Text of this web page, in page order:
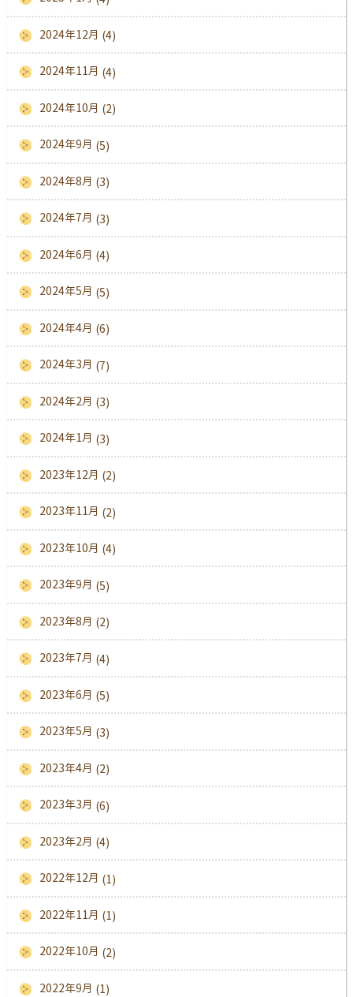
2024年12月 (4)
2024年11月 (4)
2024年10月 (2)
2024年9月 (5)
2024年8月 (3)
2024年7月 (3)
2024年6月 (4)
2024年5月 (5)
2024年4月 (6)
2024年3月 (7)
2024年2月 (3)
2024年1月 (3)
2023年12月 (2)
2023年11月 (2)
2023年10月 (4)
2023年9月 (5)
2023年8月 (2)
2023年7月 (4)
2023年6月 (5)
2023年5月 (3)
2023年4月 (2)
2023年3月 (6)
2023年2月 (4)
2022年12月 (1)
2022年11月 (1)
2022年10月 (2)
2022年9月 (1)